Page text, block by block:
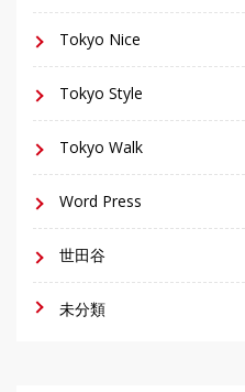
Tokyo Nice
Tokyo Style
Tokyo Walk
Word Press
世田谷
未分類